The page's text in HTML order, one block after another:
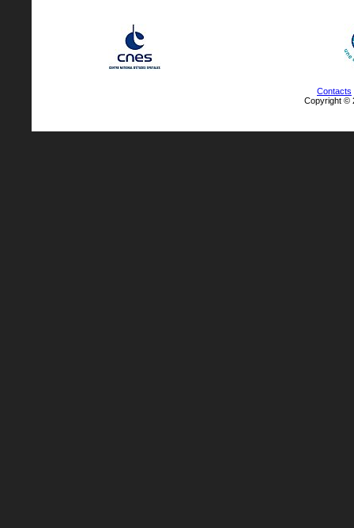
Contacts
Copyright ©